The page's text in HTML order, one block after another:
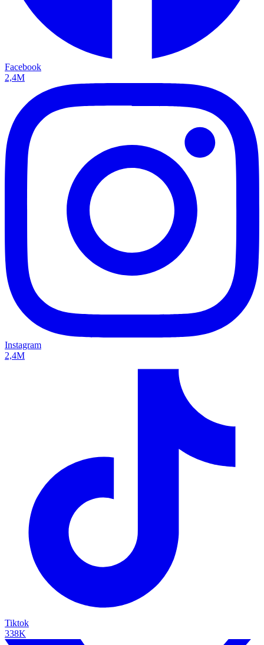
Facebook
2,4M
Instagram
2,4M
Tiktok
338K